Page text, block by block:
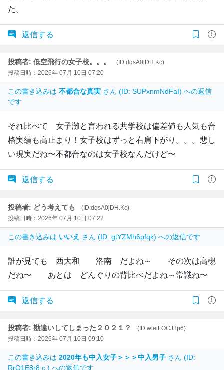
た。
返信する
投稿者: 低空飛行の女子校。。。
(ID:dqsA0jDH.Kc)
投稿日時：2026年 07月 10日 07:20
この書き込みは 不都合な真実 さん (ID: SUPxnmNdFaI) への返信
です
それ比べて 女子灘と言われる共学校は偏差値も人気も合
格実績も高止まり！女子校はずっと右肩下がり。。。悲し
い現実だね〜不都合なのは女子校なんだけど〜
返信する
投稿者: どう考えても
(ID:dqsA0jDH.Kc)
投稿日時：2026年 07月 10日 07:22
この書き込みは いいえ さん (ID: gtYZMh6pfqk) への返信です
誰が見ても 西大和 洛南 だよね～ その次は高槻
だね〜 あとは どんぐりの背比べだよね～常識ね〜
返信する
投稿者: 勘違いしてしまった２０２１？
(ID:wleiLOCJ8p6)
投稿日時：2026年 07月 10日 09:10
この書き込みは 2020年も中入女子＞＞＞中入男子 さん (ID:
RrQ1E8r8.c.) への返信です